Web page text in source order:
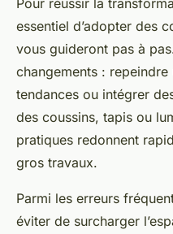
Pour réussir la
essentiel d’adopter des
vous guideront pas à
changements :
tendances ou intégrer
des coussins, tapis ou
pratiques redonnent
gros travaux.
Parmi les erreurs
éviter de surcharger